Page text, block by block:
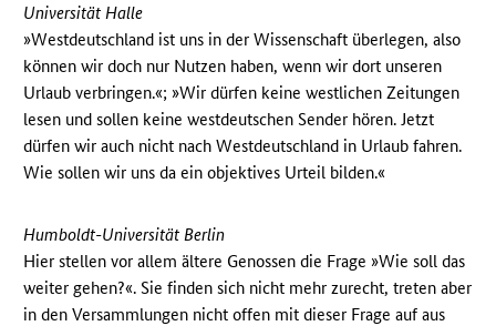
Universität Halle
»Westdeutschland ist uns in der Wissenschaft überlegen, also
können wir doch nur Nutzen haben, wenn wir dort unseren
Urlaub verbringen.«; »Wir dürfen keine westlichen Zeitungen
lesen und sollen keine westdeutschen Sender hören. Jetzt
dürfen wir auch nicht nach Westdeutschland in Urlaub fahren.
Wie sollen wir uns da ein objektives Urteil bilden.«
Humboldt-Universität Berlin
Hier stellen vor allem ältere Genossen die Frage »Wie soll das
weiter gehen?«. Sie finden sich nicht mehr zurecht, treten aber
in den Versammlungen nicht offen mit dieser Frage auf aus